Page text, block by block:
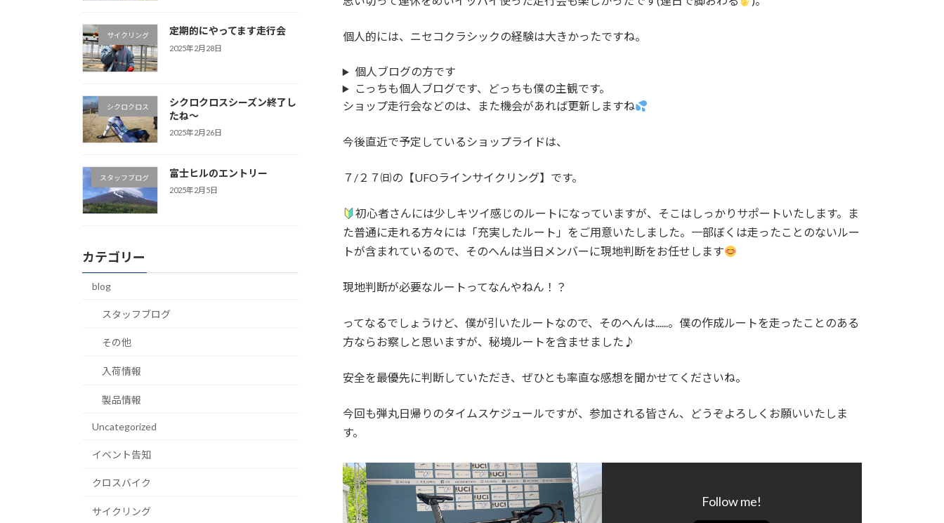
個人的には、ニセコクラシックの経験は大きかったですね。
個人ブログの方です
こっちも個人ブログです、どっちも僕の主観です。
ショップ走行会などのは、また機会があれば更新しますね
今後直近で予定しているショップライドは、
７/２７㈰の【UFOラインサイクリング】です。
初心者さんには少しキツイ感じのルートになっていますが、そこはしっかりサポートいたします。ま
た普通に走れる方々には「充実したルート」をご用意いたしました。一部ぼくは走ったことのないルー
トが含まれているので、そのへんは当日メンバーに現地判断をお任せします
現地判断が必要なルートってなんやねん！？
ってなるでしょうけど、僕が引いたルートなので、そのへんは......。僕の作成ルートを走ったことのある
方ならお察しと思いますが、秘境ルートを含ませました♪
安全を最優先に判断していただき、ぜひとも率直な感想を聞かせてくださいね。
今回も弾丸日帰りのタイムスケジュールですが、参加される皆さん、どうぞよろしくお願いいたしま
す。
Follow me!
サイクリング 定期的にやってます走行会
2025年2月28日
シクロクロス
シクロクロスシーズン終了し
たね～
2025年2月26日
スタッフブログ 富士ヒルのエントリー
2025年2月5日
カテゴリー
blog
スタッフブログ
その他
入荷情報
製品情報
Uncategorized
イベント告知
クロスバイク
サイクリング